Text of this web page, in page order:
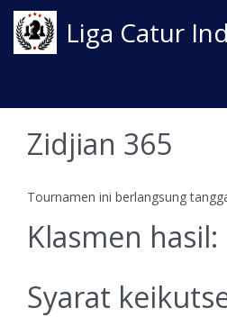
Liga Catur
Zidjian 365
Tournamen ini berlangsung
Klasmen hasil:
Syarat